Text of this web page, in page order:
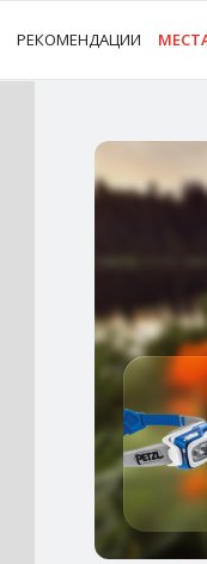
РЕКОМЕНДАЦИИ